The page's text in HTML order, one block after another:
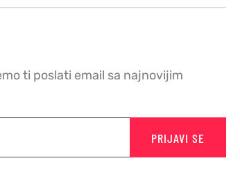
ti poslati email sa najnovijim
PRIJAVI SE